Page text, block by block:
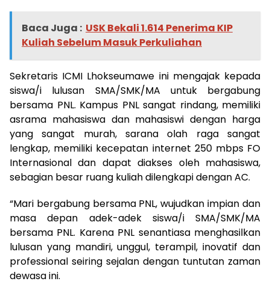
Baca Juga : USK Bekali 1.614 Penerima KIP
Kuliah Sebelum Masuk Perkuliahan
Sekretaris ICMI Lhokseumawe ini mengajak kepada
siswa/i lulusan SMA/SMK/MA untuk bergabung
bersama PNL. Kampus PNL sangat rindang, memiliki
asrama mahasiswa dan mahasiswi dengan harga
yang sangat murah, sarana olah raga sangat
lengkap, memiliki kecepatan internet 250 mbps FO
Internasional dan dapat diakses oleh mahasiswa,
sebagian besar ruang kuliah dilengkapi dengan AC.
“Mari bergabung bersama PNL, wujudkan impian dan
masa depan adek-adek siswa/i SMA/SMK/MA
bersama PNL. Karena PNL senantiasa menghasilkan
lulusan yang mandiri, unggul, terampil, inovatif dan
professional seiring sejalan dengan tuntutan zaman
dewasa ini.